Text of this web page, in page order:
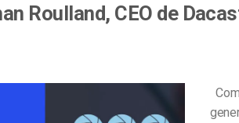
Roulland, CEO de